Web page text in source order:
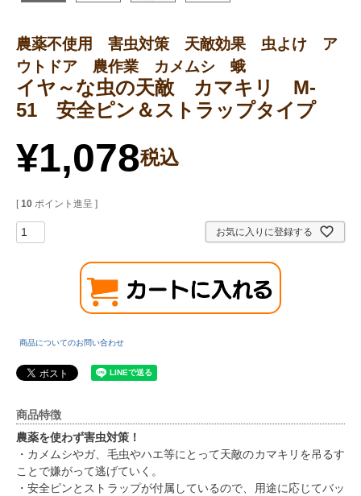
農薬不使用 害虫対策 天敵効果 虫よけ ア
ウトドア 農作業 カメムシ 蛾
イヤ～な虫の天敵 カマキリ M-
51 安全ピン＆ストラップタイプ
¥1,078税込
[ 10 ポイント進呈 ]
お気に入りに登録する
商品についてのお問い合わせ
商品特徴
農薬を使わず害虫対策！
・カメムシやガ、毛虫やハエ等にとって天敵のカマキリを吊るす
ことで嫌がって逃げていく。
・安全ピンとストラップが付属しているので、用途に応じてバッ